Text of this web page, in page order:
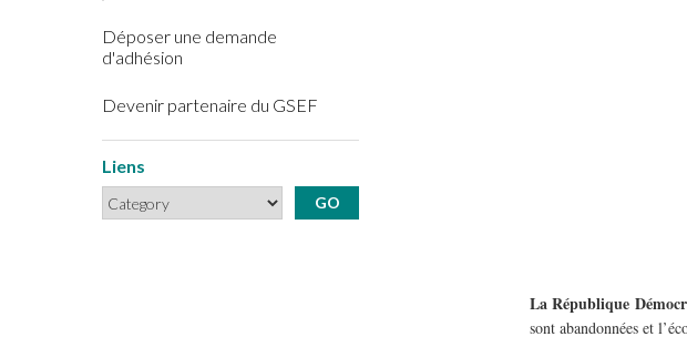
Déposer une demande
d'adhésion
Devenir partenaire du GSEF
Liens
La République
sont abandonnées et